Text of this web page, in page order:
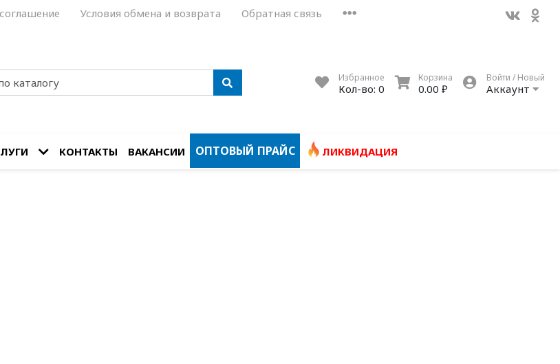
Условия обмена и возврата Обратная связь
Избранное
Кол-во: 0
Корзина
0.00 ₽
Войти / Новый
Аккаунт
КОНТАКТЫ ВАКАНСИИ ОПТОВЫЙ ПРАЙС ЛИКВИДАЦИЯ